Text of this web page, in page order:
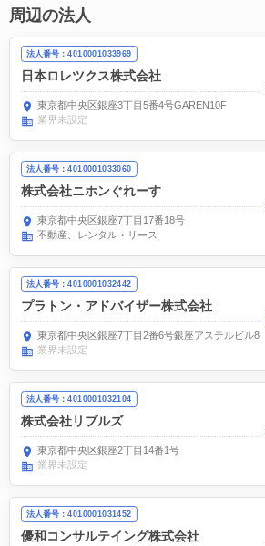
周辺の法人
法人番号：4010001033969
日本ロレツクス株式会社
東京都中央区銀座3丁目5番4号GAREN10F
業界未設定
法人番号：4010001033060
株式会社ニホンぐれーす
東京都中央区銀座7丁目17番18号
不動産、レンタル・リース
法人番号：4010001032442
プラトン・アドバイザー株式会社
東京都中央区銀座7丁目2番6号銀座アステルビル8階
業界未設定
法人番号：4010001032104
株式会社リプルズ
東京都中央区銀座2丁目14番1号
業界未設定
法人番号：4010001031452
優和コンサルテイング株式会社